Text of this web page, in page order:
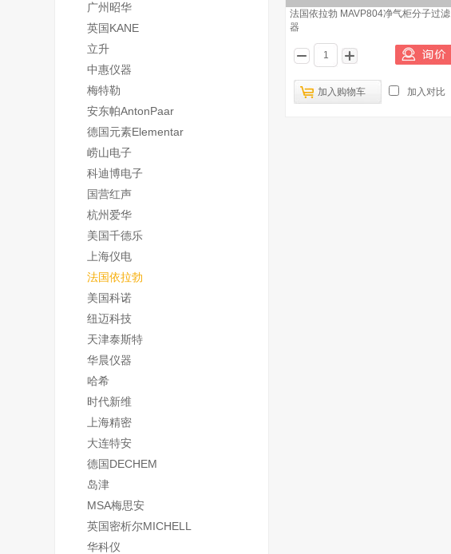
广州昭华
英国KANE
立升
中惠仪器
梅特勒
安东帕AntonPaar
德国元素Elementar
崂山电子
科迪博电子
国营红声
杭州爱华
美国千德乐
上海仪电
法国依拉勃
美国科诺
纽迈科技
天津泰斯特
华晨仪器
哈希
时代新维
上海精密
大连特安
德国DECHEM
岛津
MSA梅思安
英国密析尔MICHELL
华科仪
法国依拉勃 MAVP804净气柜分子过滤
器
加入购物车 加入对比